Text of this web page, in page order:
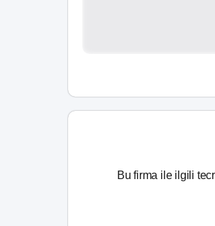
Bu firma ile ilgili